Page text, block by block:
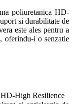
poliuretanica HD-
si durabilitate de
este ales pentru a
oferindu-i o senzatie
High Resilience